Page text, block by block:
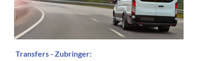
Transfers - Zubringer: